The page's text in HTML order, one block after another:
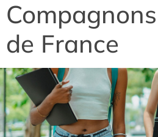
de France